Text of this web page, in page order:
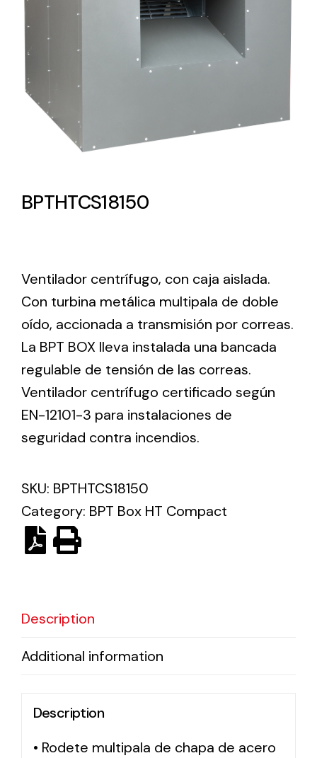
Lighting and Electrical
Complete solutions in lighting and electrical
Ventilation
The incorporation of Novovent into the group
meant a greater offer of ventilation products for
different uses
Iluminación Solar
BPTHTCS18150
Ventilador centrífugo, con caja aislada.
Con turbina metálica multipala de doble
oído, accionada a transmisión por correas.
La BPT BOX lleva instalada una bancada
regulable de tensión de las correas.
Ventilador centrífugo certificado según
EN-12101-3 para instalaciones de
seguridad contra incendios.
SKU: BPTHTCS18150
Category: BPT Box HT Compact
Description
Additional information
Description
• Rodete multipala de chapa de acero